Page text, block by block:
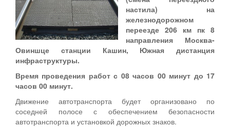
настила) на
железнодорожном
переезде 206 км пк 8
направления Москва-
Овиншце станции Кашин, Южная дистанция
инфраструктуры.
Время проведения работ с 08 часов 00 минут до 17
часов 00 минут.
Движение автотранспорта будет организовано по
соседней полосе с обеспечением безопасности
автотранспорта и установкой дорожных знаков.